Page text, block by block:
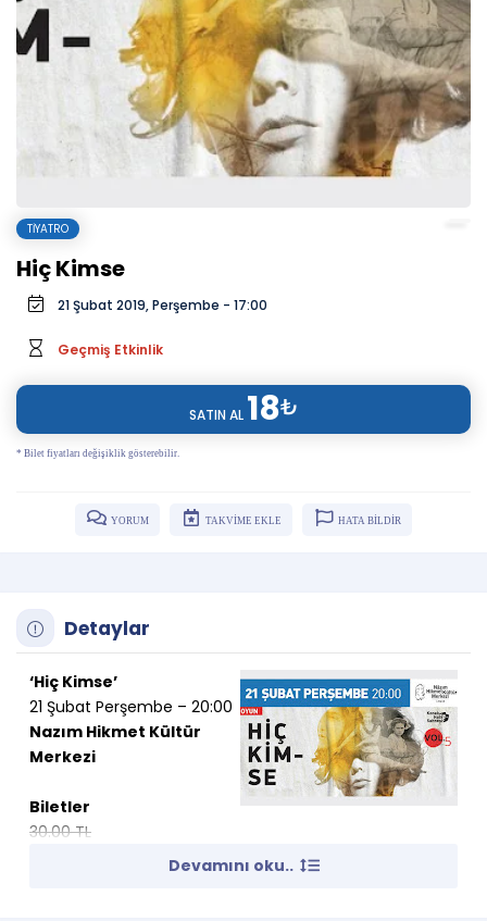
TIYATRO
Hiç Kimse
21 Şubat 2019, Perşembe - 17:00
Geçmiş Etkinlik
SATIN AL 18₺
* Bilet fiyatları değişiklik gösterebilir.
YORUM TAKVİME EKLE HATA BİLDİR
Detaylar
‘Hiç Kimse’
21 Şubat Perşembe – 20:00
Nazım Hikmet Kültür
Merkezi
Biletler
30.00 TL
Devamını oku..